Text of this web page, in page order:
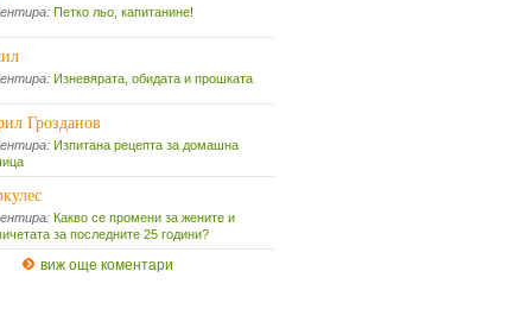
Петко льо, капитанине!
Изневярата, обидата и прошката
Грозданов
Изпитана рецепта за домашна
Какво се промени за жените и
за последните 25 години?
виж още коментари